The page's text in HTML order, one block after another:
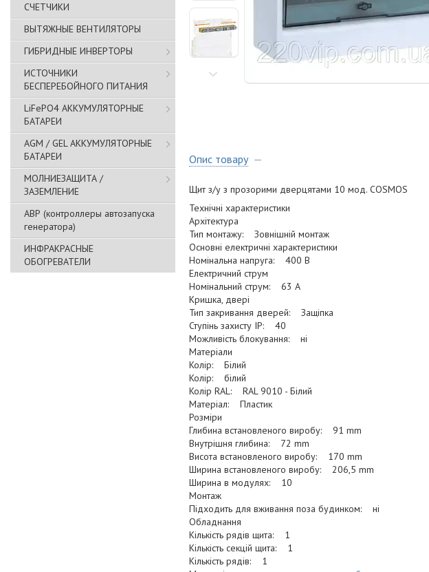
СЧЕТЧИКИ
ВЫТЯЖНЫЕ ВЕНТИЛЯТОРЫ
ГИБРИДНЫЕ ИНВЕРТОРЫ
ИСТОЧНИКИ
БЕСПЕРЕБОЙНОГО ПИТАНИЯ
LiFePO4 АККУМУЛЯТОРНЫЕ
БАТАРЕИ
AGM / GEL АККУМУЛЯТОРНЫЕ
БАТАРЕИ
МОЛНИЕЗАЩИТА /
ЗАЗЕМЛЕНИЕ
АВР (контроллеры автозапуска
генератора)
ИНФРАКРАСНЫЕ
ОБОГРЕВАТЕЛИ
Опис товару
Щит з/у з прозорими дверцятами 10 мод. COSMOS
Технічні характеристики
Архітектура
Тип монтажу: Зовнішній монтаж
Основні електричні характеристики
Номінальна напруга: 400 B
Електричний струм
Номінальний струм: 63 A
Кришка, двері
Тип закривання дверей: Защіпка
Ступінь захисту IP: 40
Можливість блокування: ні
Матеріали
Колір: Білий
Колір: білий
Колір RAL: RAL 9010 - Білий
Матеріал: Пластик
Розміри
Глибина встановленого виробу: 91 mm
Внутрішня глибина: 72 mm
Висота встановленого виробу: 170 mm
Ширина встановленого виробу: 206,5 mm
Ширина в модулях: 10
Монтаж
Підходить для вживання поза будинком: ні
Обладнання
Кількість рядів щита: 1
Кількість секцій щита: 1
Кількість рядів: 1